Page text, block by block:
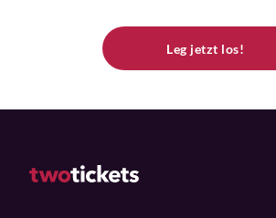
Leg jetzt los!